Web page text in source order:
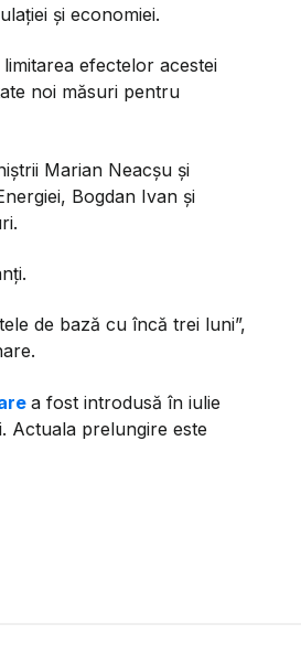
și economiei.
efectelor acestei
noi măsuri pentru
Marian Neacșu și
Bogdan Ivan și
de bază cu încă trei luni”,
a fost introdusă în iulie
Actuala prelungire este